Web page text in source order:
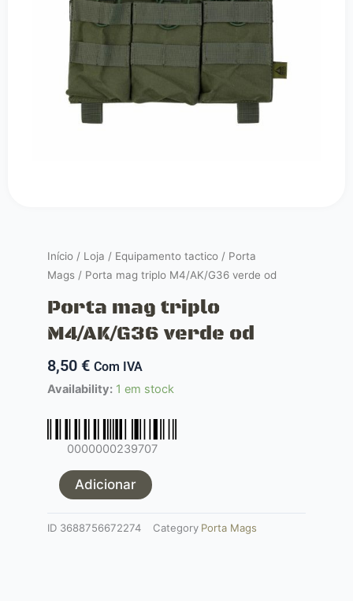
Início / Loja / Equipamento tactico / Porta
Mags / Porta mag triplo M4/AK/G36 verde od
Porta mag triplo
M4/AK/G36 verde od
8,50 € Com IVA
Availability: 1 em stock
0000000239707
Quantidade
mag
M4/AK/G36
verde
od
Adicionar
ID 3688756672274 Category Porta Mags